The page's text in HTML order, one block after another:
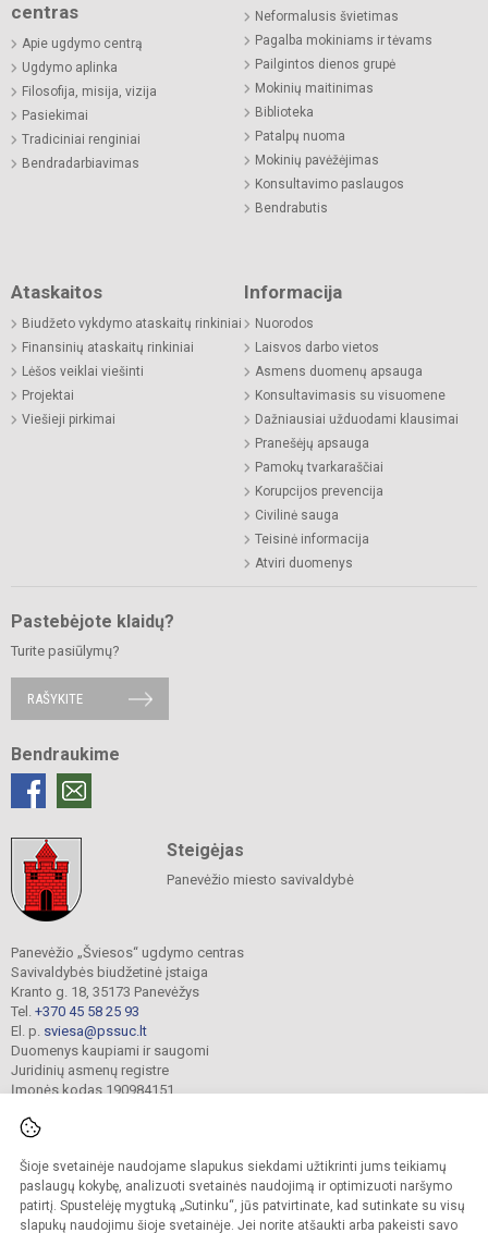
Šioje svetainėje naudojame slapukus siekdami užtikrinti jums teikiamų
paslaugų kokybę, analizuoti svetainės naudojimą ir optimizuoti naršymo
patirtį. Spustelėję mygtuką „Sutinku“, jūs patvirtinate, kad sutinkate su visų
slapukų naudojimu šioje svetainėje. Jei norite atšaukti arba pakeisti savo
centras
Apie ugdymo centrą
Ugdymo aplinka
Filosofija, misija, vizija
Pasiekimai
Tradiciniai renginiai
Bendradarbiavimas
Neformalusis švietimas
Pagalba mokiniams ir tėvams
Pailgintos dienos grupė
Mokinių maitinimas
Biblioteka
Patalpų nuoma
Mokinių pavėžėjimas
Konsultavimo paslaugos
Bendrabutis
Ataskaitos
Biudžeto vykdymo ataskaitų rinkiniai
Finansinių ataskaitų rinkiniai
Lėšos veiklai viešinti
Projektai
Viešieji pirkimai
Informacija
Nuorodos
Laisvos darbo vietos
Asmens duomenų apsauga
Konsultavimasis su visuomene
Dažniausiai užduodami klausimai
Pranešėjų apsauga
Pamokų tvarkaraščiai
Korupcijos prevencija
Civilinė sauga
Teisinė informacija
Atviri duomenys
Pastebėjote klaidų?
Turite pasiūlymų?
RAŠYKITE
Bendraukime
Steigėjas
Panevėžio miesto savivaldybė
Panevėžio „Šviesos“ ugdymo centras
Savivaldybės biudžetinė įstaiga
Kranto g. 18, 35173 Panevėžys
Tel. +370 45 58 25 93
El. p. sviesa@pssuc.lt
Duomenys kaupiami ir saugomi
Juridinių asmenų registre
Įmonės kodas 190984151
© 2021. Panevėžio „Šviesos“ ugdymo centras. Visos teisės saugomos.
Kopijuoti turinį be raštiško administracijos sutikimo griežtai draudžiama.
Prieinamumo paraiška Slapukų valdymas